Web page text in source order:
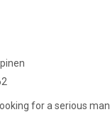
for a serious man